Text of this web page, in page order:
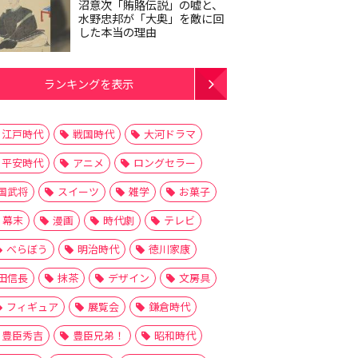
沼意次「賄賂伝説」の嘘と、
水野忠邦が「大奥」を敵に回
した本当の理由
ランキングを表示
江戸時代 戦国時代
大河ドラマ
平安時代
アニメ
ロングセラー
武将
スイーツ 雑学
お菓子
幕末
漫画 時代劇
テレビ
べらぼう
明治時代
徳川家康
信長
抹茶 デザイン
文房具
フィギュア
展覧会
鎌倉時代
豊臣秀吉
豊臣兄弟！
昭和時代